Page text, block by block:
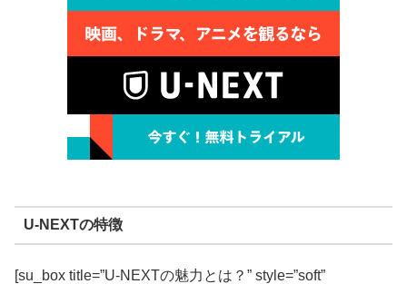
U-NEXTの特徴
[su_box title=”U-NEXTの魅力とは？” style=”soft”